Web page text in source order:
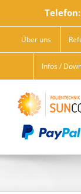
Über uns
Infos /